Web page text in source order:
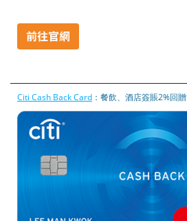
Citi Cash Back Card ：餐飲、酒店簽賬2%回贈